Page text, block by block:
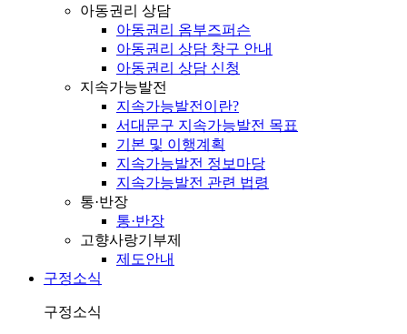
아동권리 상담
아동권리 옴부즈퍼슨
아동권리 상담 창구 안내
아동권리 상담 신청
지속가능발전
지속가능발전이란?
서대문구 지속가능발전 목표
기본 및 이행계획
지속가능발전 정보마당
지속가능발전 관련 법령
통·반장
통·반장
고향사랑기부제
제도안내
구정소식
구정소식